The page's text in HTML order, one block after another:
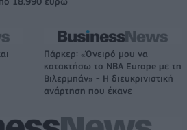
Πάρκερ: «Όνειρό μου να
κατακτήσω το ΝΒΑ Europe με τη
Βιλερμπάν» - Η διευκρινιστική
ανάρτηση που έκανε